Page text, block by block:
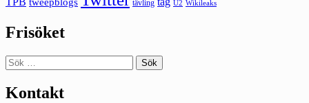
tweepblogs tävling U2 Wikileaks
Frisöket
Sök
efter:
Kontakt